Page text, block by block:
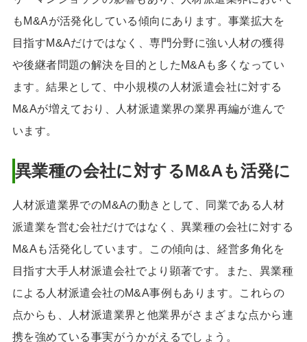
もM&Aが活発化している傾向にあります。事業拡大を
目指すM&Aだけではなく、専門分野に強い人材の獲得
や後継者問題の解決を目的としたM&Aも多くなってい
ます。結果として、中小規模の人材派遣会社に対する
M&Aが増えており、人材派遣業界の業界再編が進んで
います。
異業種の会社に対するM&Aも活発に
人材派遣業界でのM&Aの動きとして、同業である人材
派遣業を営む会社だけではなく、異業種の会社に対する
M&Aも活発化しています。この傾向は、経営多角化を
目指す大手人材派遣会社でより顕著です。また、異業種
による人材派遣会社のM&A事例もあります。これらの
点からも、人材派遣業界と他業界がさまざまな点から連
携を強めている事実がうかがえるでしょう。